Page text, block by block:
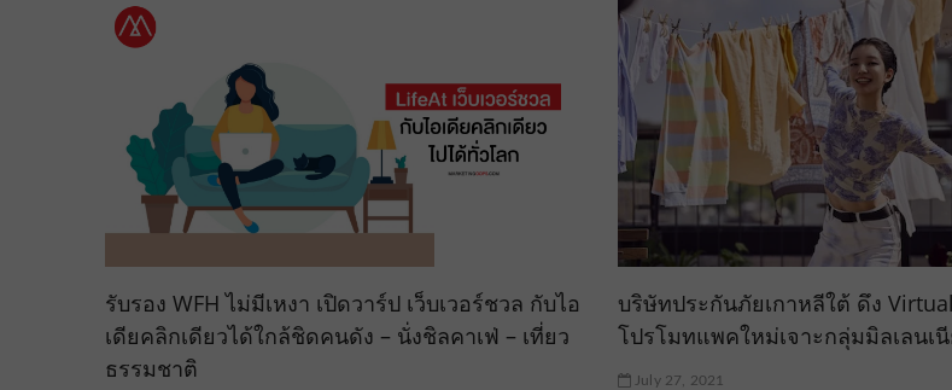
รับรอง WFH ไม่มีเหงา เปิดวาร์ป เว็บเวอร์ชวล กับไอ
เดียคลิกเดียวได้ใกล้ชิดคนดัง – นั่งชิลคาเฟ่ – เที่ยว
ธรรมชาติ
บริษัทประกันภัยเกาหลีใต้ ดึง
โปรโมทแพคใหม่เจาะกลุ่มมิลเลนเ
July 27, 2021